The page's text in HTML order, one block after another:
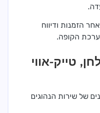
הזמנות ודיווח
הקופה.
טייק-אווי
של שירות הנהוגים